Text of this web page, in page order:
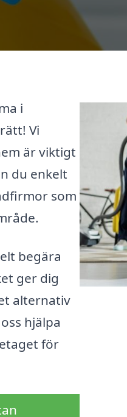
i
Vi
är viktigt
du enkelt
som
begära
ger dig
alternativ
hjälpa
för